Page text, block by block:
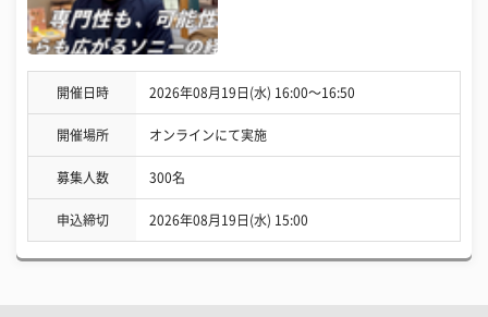
開催日時 2026年08月19日(水) 16:00〜16:50
開催場所 オンラインにて実施
募集人数 300名
申込締切 2026年08月19日(水) 15:00